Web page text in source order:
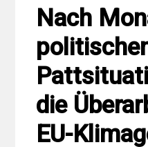
Nach
die
EU-